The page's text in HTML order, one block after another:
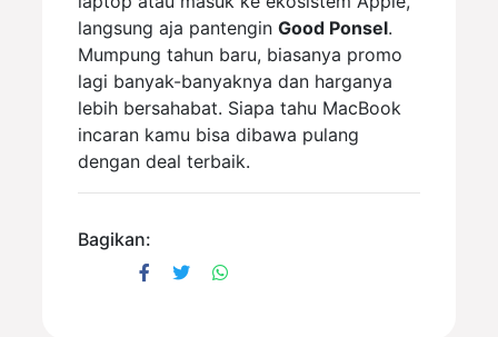
langsung aja pantengin Good Ponsel.
Mumpung tahun baru, biasanya promo
lagi banyak-banyaknya dan harganya
lebih bersahabat. Siapa tahu MacBook
incaran kamu bisa dibawa pulang
dengan deal terbaik.
Bagikan: